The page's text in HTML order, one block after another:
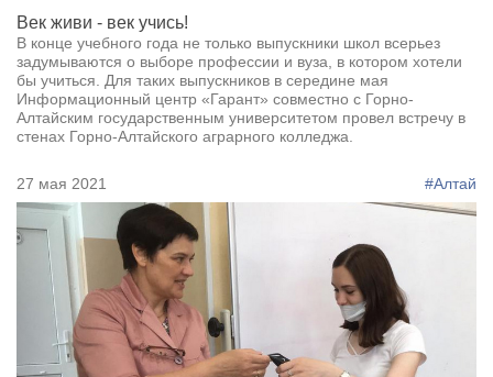
Век живи - век учись!
В конце учебного года не только выпускники школ всерьез
задумываются о выборе профессии и вуза, в котором хотели
бы учиться. Для таких выпускников в середине мая
Информационный центр «Гарант» совместно с Горно-
Алтайским государственным университетом провел встречу в
стенах Горно-Алтайского аграрного колледжа.
27 мая 2021 #Алтай